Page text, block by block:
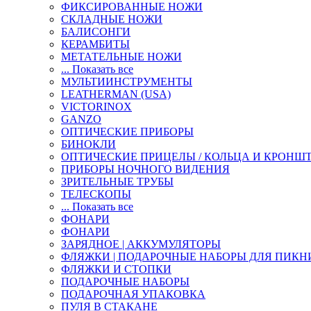
ФИКСИРОВАННЫЕ НОЖИ
СКЛАДНЫЕ НОЖИ
БАЛИСОНГИ
КЕРАМБИТЫ
МЕТАТЕЛЬНЫЕ НОЖИ
... Показать все
МУЛЬТИИНСТРУМЕНТЫ
LEATHERMAN (USA)
VICTORINOX
GANZO
ОПТИЧЕСКИЕ ПРИБОРЫ
БИНОКЛИ
ОПТИЧЕСКИЕ ПРИЦЕЛЫ / КОЛЬЦА И
ПРИБОРЫ НОЧНОГО ВИДЕНИЯ
ЗРИТЕЛЬНЫЕ ТРУБЫ
ТЕЛЕСКОПЫ
... Показать все
ФОНАРИ
ФОНАРИ
ЗАРЯДНОЕ | АККУМУЛЯТОРЫ
ФЛЯЖКИ | ПОДАРОЧНЫЕ НАБОРЫ ДЛЯ
ФЛЯЖКИ И СТОПКИ
ПОДАРОЧНЫЕ НАБОРЫ
ПОДАРОЧНАЯ УПАКОВКА
ПУЛЯ В СТАКАНЕ